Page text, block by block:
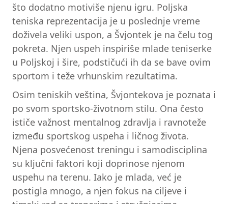
što dodatno motiviše njenu igru. Poljska
teniska reprezentacija je u poslednje vreme
doživela veliki uspon, a Švjontek je na čelu tog
pokreta. Njen uspeh inspiriše mlade teniserke
u Poljskoj i šire, podstičući ih da se bave ovim
sportom i teže vrhunskim rezultatima.
Osim teniskih veština, Švjontekova je poznata i
po svom sportsko-životnom stilu. Ona često
ističe važnost mentalnog zdravlja i ravnoteže
između sportskog uspeha i ličnog života.
Njena posvećenost treningu i samodisciplina
su ključni faktori koji doprinose njenom
uspehu na terenu. Iako je mlada, već je
postigla mnogo, a njen fokus na ciljeve i